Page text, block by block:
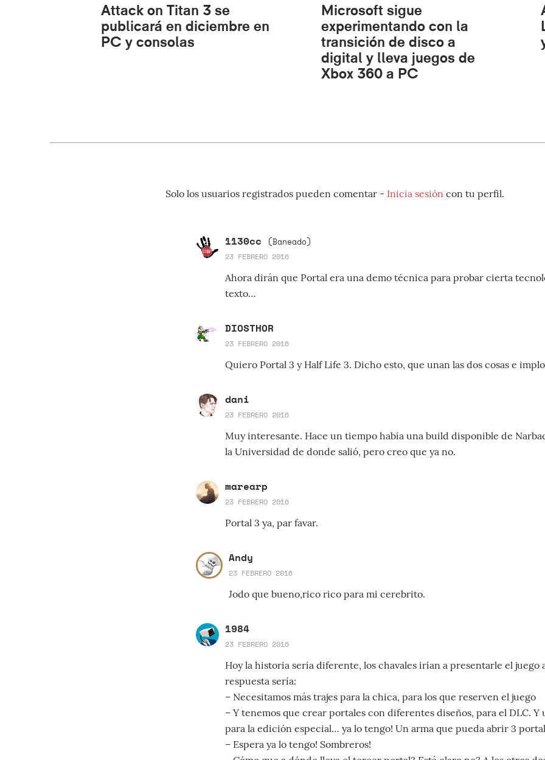
Attack on Titan 3 se
publicará en diciembre en
PC y consolas
Microsoft sigue
experimentando con la
transición de disco a
digital y lleva juegos de
Xbox 360 a PC
Solo los usuarios registrados pueden comentar - Inicia sesión con tu perfil.
1130cc (Baneado)
23 FEBRERO 2016
Ahora dirán que Portal era una demo técnica para probar cierta
texto…
DIOSTHOR
23 FEBRERO 2016
Quiero Portal 3 y Half Life 3. Dicho esto, que unan las dos cosas e
dani
23 FEBRERO 2016
Muy interesante. Hace un tiempo había una build disponible de
la Universidad de donde salió, pero creo que ya no.
marearp
23 FEBRERO 2016
Portal 3 ya, par favar.
Andy
23 FEBRERO 2016
Jodo que bueno,rico rico para mi cerebrito.
1984
23 FEBRERO 2016
Hoy la historia sería diferente, los chavales irían a presentarle el juego
respuesta sería:
– Necesitamos más trajes para la chica, para los que reserven el juego
– Y tenemos que crear portales con diferentes diseños, para el DLC. Y
para la edición especial… ya lo tengo! Un arma que pueda abrir 3
– Espera ya lo tengo! Sombreros!